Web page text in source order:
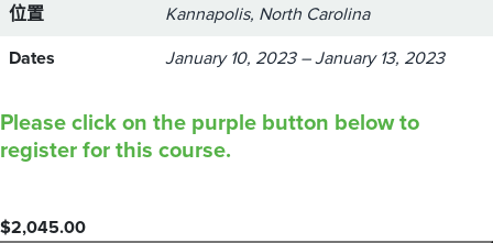
位置
Kannapolis, North Carolina
Dates
January 10, 2023 – January 13, 2023
Please click on the purple button below to
register for this course.
$2,045.00